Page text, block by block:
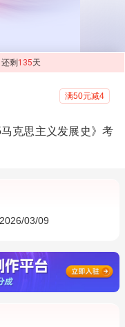
剩 135天
满50元减4
克思主义发展史》考
03/09